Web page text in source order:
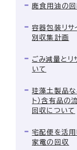
廃食用油の回
容器包装リサ
別収集計画
ごみ減量とリ
いて
珪藻土製品な
ト）含有品の
回収について
宅配便を活
家電の回収